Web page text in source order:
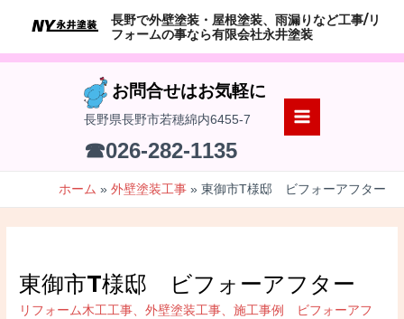
テ
長野で外壁塗装・屋根塗装、雨漏りなど工事/リ
フォームの事なら有限会社永井塗装
お問合せはお気軽に
長野県長野市若穂綿内6455-7
☎026-282-1135
MAIN
ホーム 外壁塗装工事 東御市T様邸 ビフォーアフター
東御市T様邸 ビフォーアフター
リフォーム木工工事 、外壁塗装工事 、施工事例 ビフォーアフ